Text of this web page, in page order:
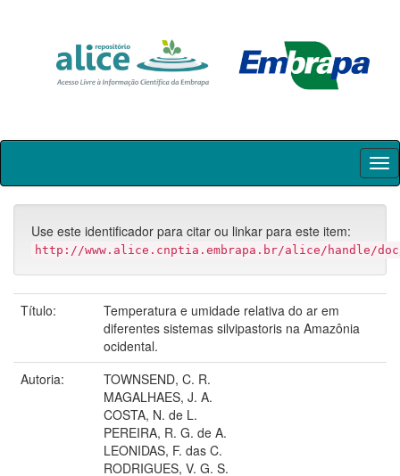
Skip
Use este identificador para citar ou linkar para este item:
http://www.alice.cnptia.embrapa.br/alice/handle/doc/
Título:
Temperatura e umidade relativa do ar em
diferentes sistemas silvipastoris na Amazônia
ocidental.
Autoria:
TOWNSEND, C. R.
MAGALHAES, J. A.
COSTA, N. de L.
PEREIRA, R. G. de A.
LEONIDAS, F. das C.
RODRIGUES, V. G. S.